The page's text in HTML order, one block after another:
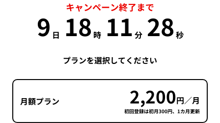
キャンペーン終了まで
9 日 18 時 11 分 27 秒
プランを選択してください
月額プラン 2,200円／月
初回登録は初月300円、1カ月更新